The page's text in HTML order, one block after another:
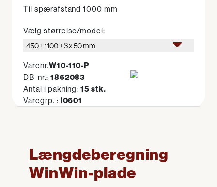
Til spærafstand 1000 mm
Vælg størrelse/model:
450 + 1100 + 3 x 50 mm
Varenr.W10-110-P
DB-nr.: 1862083
Antal i pakning:15 stk.
Varegrp. : I0601
Længdeberegning
WinWin-plade